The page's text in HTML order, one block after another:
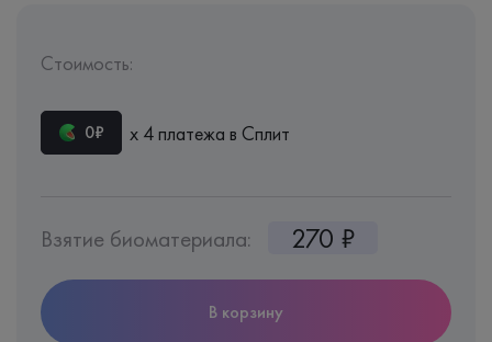
Стоимость:
0₽ х 4 платежа в Сплит
Взятие биоматериала: 270 ₽
В корзину